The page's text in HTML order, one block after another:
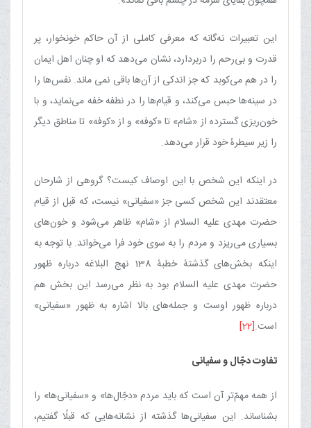
این تعبیرات نه‌گانه که معرفی کاملی از آن حاکم خونخوار، پر
قدرت و بی‌رحم را دربردارد، نشان می‌دهد که او چنان اهل ایمان
را در هم می‌کوبد که جز اندکی از آن‌ها باقی نمی ماند. نفس‌ها را
در سینه‌ها حبس می‌کند، و قیام‌ها را در نطفه خفه می‌نماید، و با
خون‌ریزی گسترده از «شام» تا «کوفه» و از «کوفه» تا مناطق دیگر
را زیر سیطرۀ خود قرار می‌دهد.
در اینکه این شخص با این اوصاف کیست؟ گروهی از شارحان
معتقدند این شخص کسی جز «سفیانی‏» نیست، که قبل از قیام
حضرت مهدی علیه السلام از «شام» ظاهر می‌شود و خون‌های
بسیاری می‌ریزد و مردم را به سوی خود فرا می‌خواند. با توجه به
اینکه بخش‌های گذشتۀ خطبۀ 138 نهج البلاغه درباره ظهور
حضرت مهدی علیه السلام بود به نظر می‌رسد این بخش هم
درباره ظهور اوست و جمله‌های بالا اشاره به ظهور «سفیانی‏»
است.[22]
تفاوت دجّال و سفیانی
از همه مهمّ‌تر آن است که باید مردم «دجّال‌ها» و «سفیانی‌ها» را
بشناساند. این سفیانی‌ها گذشته از نشانه‌هایی که قبلًا گفتیم،